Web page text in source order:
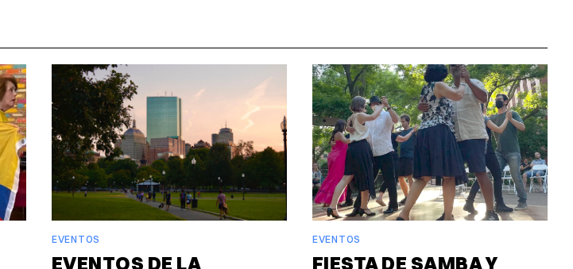
EVENTOS
EVENTOS DE LA
EVENTOS
FIESTA DE SAMBA Y